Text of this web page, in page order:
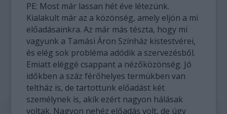
PE: Most már lassan hét éve létezünk.
Kialakult már az a közönség, amely eljön a mi
előadásainkra. Az már más tészta, hogy mi
vagyunk a Tamási Áron Színház kistestvérei,
és elég sok probléma adódik a szervezésből.
Emiatt eléggé csappant a nézőközönség. Jó
időkben a száz férőhelyes termükben van
teltház is, de tartottunk előadást két
személynek is, akik ezért nagyon hálásak
voltak. Nagyon nehéz előadás volt, de úgy